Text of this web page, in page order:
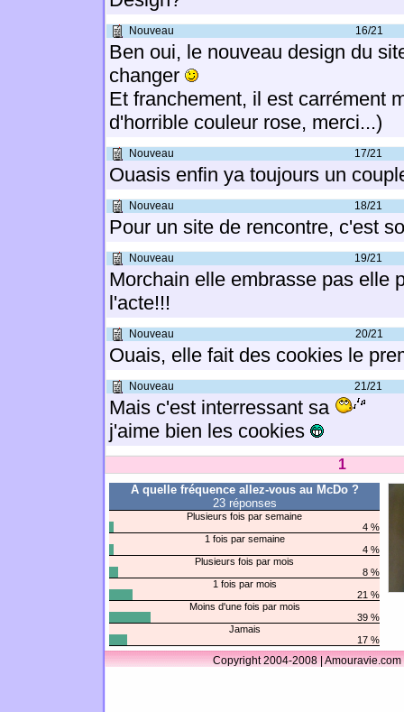
Nouveau 16/21
Ben oui, le nouveau design du
changer
Et franchement, il est carrément
d'horrible couleur rose, merci...)
Nouveau 17/21
Ouasis enfin ya toujours un
Nouveau 18/21
Pour un site de rencontre, c'est
Nouveau 19/21
Morchain elle embrasse pas elle
l'acte!!!
Nouveau 20/21
Ouais, elle fait des cookies le
Nouveau 21/21
Mais c'est interressant sa
j'aime bien les cookies
1
A quelle fréquence allez-vous au McDo ?
23 réponses
Plusieurs fois par semaine
4 %
1 fois par semaine
4 %
Plusieurs fois par mois
8 %
1 fois par mois
21 %
Moins d'une fois par mois
39 %
Jamais
17 %
Copyright 2004-2008 |